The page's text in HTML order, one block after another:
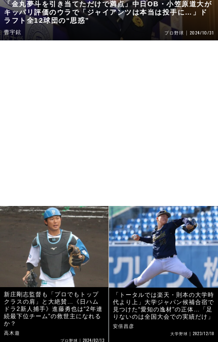
「金丸夢斗を引き当てただけで満点」中日OB・小笠原道大が
キッパリ評価のウラで「ジャイアンツは本当は投手に…」ド
ラフト全12球団の“思惑”
曹宇鉉 プロ野球 2024/10/31
新庄剛志監督も「プロでもトップ
クラスの肩」と大絶賛…《日ハム
ドラ2新人捕手》進藤勇也は“2年連
続最下位チーム”の救世主になれる
か？
高木遊
プロ野球 2024/02/13
「トータルでは楽天・則本の大学時
代より上」大学ジャパン候補合宿で
見つけた“愛知の逸材”の正体…「足
りないのは全国大会での実績だけ」
安倍昌彦
大学野球 2023/12/10